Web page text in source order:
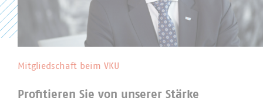
Sachsen-Anhalt
Thüringen
Landesgruppen in der Abfallwirtschaft
Mitgliedschaft beim VKU
Profitieren Sie von unserer Stärke